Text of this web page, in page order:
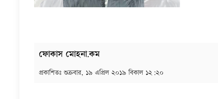
ফোকাস মোহনা.কম
প্রকাশিতঃ শুক্রবার, ১৯ এপ্রিল ২০১৯ বিকাল ১২:২০